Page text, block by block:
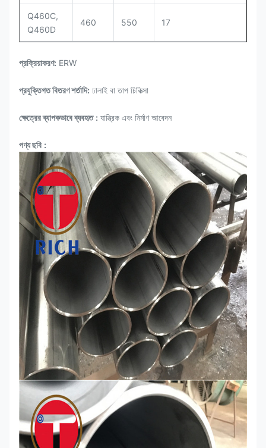
Q460C,
Q460D
460 550 17
প্রক্রিয়াকরণ: ERW
প্রযুক্তিগত বিতরণ শর্তাদি: ঢালাই বা তাপ চিকিত্সা
ক্ষেত্রের ব্যাপকভাবে ব্যবহৃত : যান্ত্রিক এবং নির্মাণ আবেদন
পণ্য ছবি :